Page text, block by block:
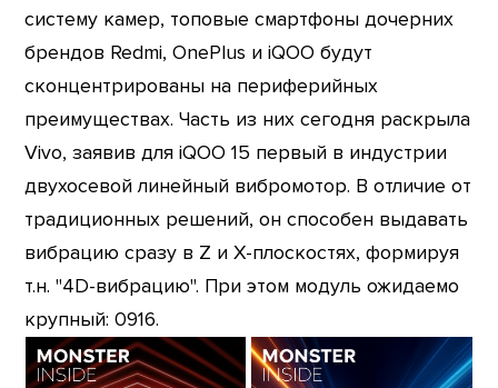
систему камер, топовые смартфоны дочерних
брендов Redmi, OnePlus и iQOO будут
сконцентрированы на периферийных
преимуществах. Часть из них сегодня раскрыла
Vivo, заявив для iQOO 15 первый в индустрии
двухосевой линейный вибромотор. В отличие от
традиционных решений, он способен выдавать
вибрацию сразу в Z и X-плоскостях, формируя
т.н. "4D-вибрацию". При этом модуль ожидаемо
крупный: 0916.